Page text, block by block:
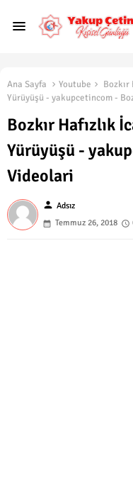
Ana Sayfa Youtube
Yürüyüşü - yakupcetincom -
Bozkır Hafızlık
Yürüyüşü -
Videolari
person Adsız
Temmuz 26, 2018